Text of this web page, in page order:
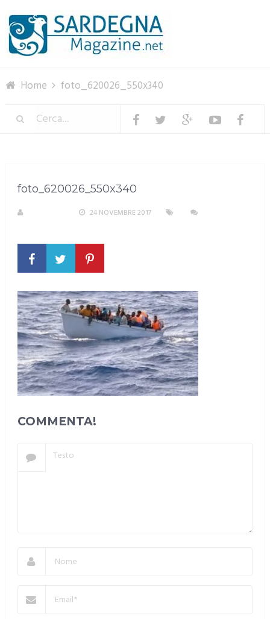
Home foto_620026_550x340
foto_620026_550x340
24 NOVEMBRE 2017
COMMENTA!